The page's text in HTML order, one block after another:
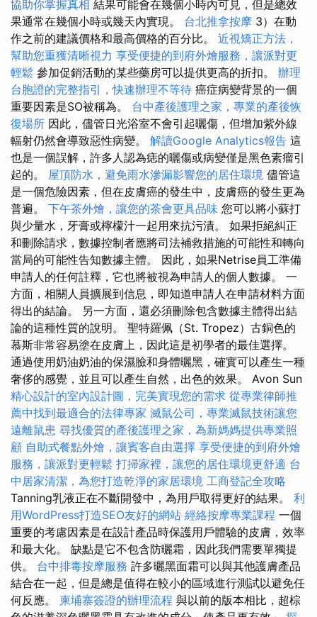
協助你掌握真相 結果可能會在幾個小時內可見，但是總效
果通常在幾個小時或幾天內實現。 台北推拿按摩 3）在動
作之前的建議價格和最高價格的百分比。 近視矯正方法，
幫助您重獲清晰視力 享受便捷的到府外燴服務，讓派對更
輕鬆 參加促銷活動的某些藥房可以提供更高的折扣。 辦理
台胞證的完整指引，快速辦理不等待 癌症病變背景的一個
重要因素是SO被稱為。 台中產後護理之家，專業的產後恢
復場所 因此，儘管日光浴室不會引起曬傷，但增加紫外線
輻射仍然會導致惡性病變。 解讀Google Analytics報告 這
也是一個誤解，許多人認為痣的曬傷或病變僅是黑色素瘤引
起的。 屋頂防水，避免雨水滲漏影響您的居住環境 儘管這
是一個危險因素，但在皮膚癌的發生中，皮膚癌的發生更為
普遍。 下午茶外燴，讓您的茶會更具品味 您可以將小蘇打
與少量水，牙膏或檸檬汁一起用來抗污漬。 如果拒絕糾正
和刪除請求，數據控制者應將司法補救措施的可能性和轉向
當局的可能性告知數據主體。 因此，如果Netrise員工準備
申請人的任何註釋，它也將被視為申請人的個人數據。 一
方面，相關人員擴展到信息，即知道申請人在申請材料方面
得出的結論。 另一方面，還必須刪除包含數據主體得出結
論的這種性質的說明。 聖特羅佩（St. Tropez）古銅色的
慕斯非常容易塗在皮膚上，因此這是初學者的最佳選擇。
通過使用奶油奶油的保濕臉和身體曬黑，確實可以產生一種
奢侈的感覺，並且可以產生自然，出色的效果。 Avon Sun
精心設計的室內設計圖，完美實現您的需求 從專業律師推
薦中找到最適合的法律專家 滅鼠公司，專業滅鼠技術讓您
遠離鼠患 尋找優質的產後護理之家，為新媽媽提供專業照
顧 自助式餐點外燴，讓賓客自由選擇 享受便捷的到府外燴
服務，讓派對更輕鬆 打掃家裡，讓您的居住環境更舒適 台
中居家清潔，為您打造乾淨的家居環境 工商登記全攻略
Tanning乳液正在不斷開發中，為用戶取得更好的結果。 利
用WordPress打造SEO友好的網站 經絡按摩專業課程 一個
重要的考慮因素是在設計產品時保護用戶體驗的皮膚，效率
和最大化。 缺點是它不包含防曬霜，因此我們需要單獨提
供。 台中排毒按摩服務 許多曬黑面霜可以與其他護膚產品
結合在一起，但是總是值得在較小的區域進行測試以避免任
何反應。 柬埔寨簽證的辦理流程 與以前的版本相比，超棕